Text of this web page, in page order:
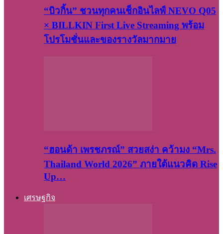
“บิวกิ้น” ชวนทุกคนเช็กอินไลฟ์ NEVO Q05
× BILLKIN First Live Streaming พร้อม
โปรโมชั่นและของรางวัลมากมาย
“ฮอนด้า เพรชภรณ์” สวยสง่า คว้ามง “Mrs.
Thailand World 2026” ภายใต้แนวคิด Rise
Up…
เศรษฐกิจ